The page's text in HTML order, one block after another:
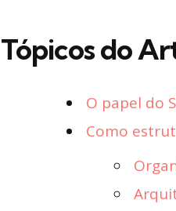
Tópicos do
O papel do
Como